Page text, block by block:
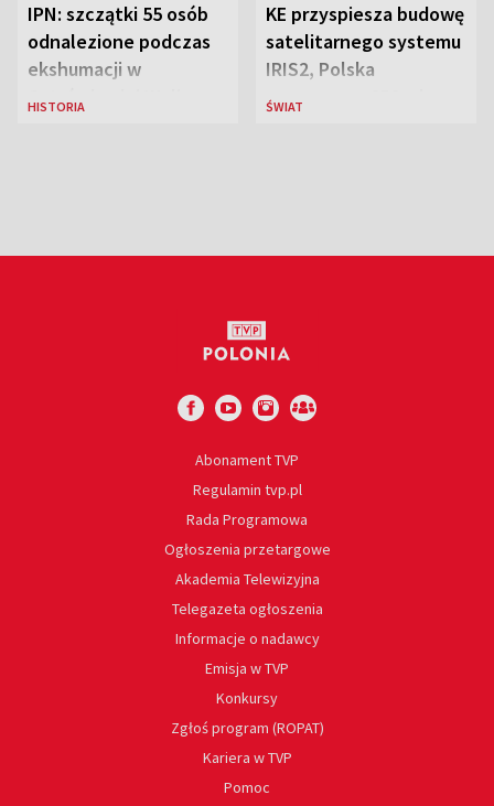
IPN: szczątki 55 osób
odnalezione podczas
ekshumacji w
Ostrówkach i Woli
HISTORIA
KE przyspiesza budowę
satelitarnego systemu
IRIS2, Polska
przeznaczy 656 mln
ŚWIAT
Abonament TVP
Regulamin tvp.pl
Rada Programowa
Ogłoszenia przetargowe
Akademia Telewizyjna
Telegazeta ogłoszenia
Informacje o nadawcy
Emisja w TVP
Konkursy
Zgłoś program (ROPAT)
Kariera w TVP
Pomoc